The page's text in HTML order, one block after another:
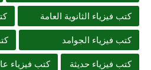
كتب فيزياء الثانوية العامة
كتب فيزياء الجوامد
كتب فيزياء حديثة كتب فيزياء